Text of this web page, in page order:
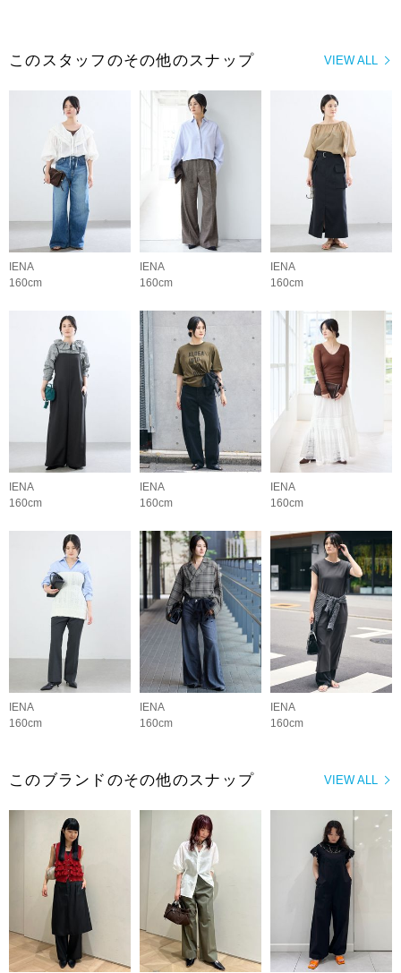
VIEW ALL
このスタッフのその他のスナップ
IENA
160cm
IENA
160cm
IENA
160cm
IENA
160cm
IENA
160cm
IENA
160cm
IENA
160cm
IENA
160cm
IENA
160cm
VIEW ALL
このブランドのその他のスナップ